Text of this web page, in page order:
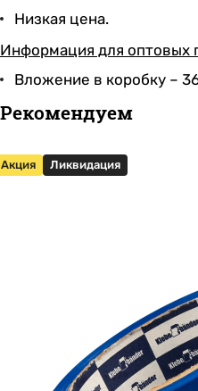
Низкая цена.
Информация для оптовых
Вложение в коробку –
Рекомендуем
Акция Ликвидация